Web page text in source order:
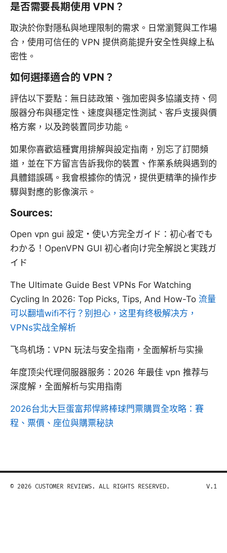
是否需要長期使用 VPN？
取決於你對隱私與地理限制的需求。日常瀏覽與工作場
合，使用可信任的 VPN 提供商能提升安全性與線上私
密性。
如何選擇適合的 VPN？
評估以下要點：無日誌政策、強加密與多協議支持、伺
服器分布與穩定性、速度與穩定性測試、客戶支援與價
格方案，以及跨裝置同步功能。
如果你喜歡這種實用排解與設定指南，別忘了訂閱頻
道，並在下方留言告訴我你的裝置、作業系統與遇到的
具體錯誤碼。我會根據你的情況，提供更精準的操作步
驟與對應的影像演示。
Sources:
Open vpn gui 設定・使い方完全ガイド：初心者でも
わかる！OpenVPN GUI 初心者向け完全解説と実践ガ
イド
The Ultimate Guide Best VPNs For Watching
Cycling In 2026: Top Picks, Tips, And How-To 流量
可以翻墙wifi不行？别担心，这里有终极解决方，
VPNs实战全解析
飞鸟机场：VPN 玩法与安全指南，全面解析与实操
年度顶尖代理伺服器服务：2026 年最佳 vpn 推荐与
深度解，全面解析与实用指南
2026台北大巨蛋富邦悍將棒球門票購買全攻略：賽
程、票價、座位與購票秘訣
© 2026 CUSTOMER REVIEWS. ALL RIGHTS RESERVED. V.1